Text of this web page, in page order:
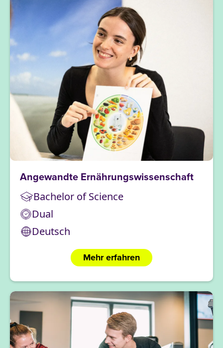
Angewandte Ernährungswissenschaft
Bachelor of Science
Dual
Deutsch
Mehr erfahren